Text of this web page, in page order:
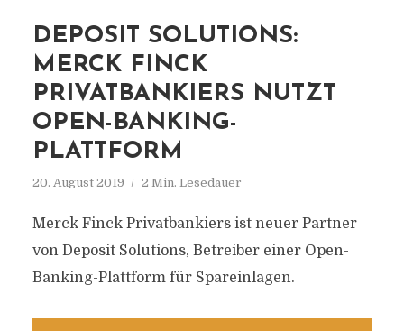
DEPOSIT SOLUTIONS:
MERCK FINCK
PRIVATBANKIERS NUTZT
OPEN-BANKING-
PLATTFORM
20. August 2019 2 Min. Lesedauer
Merck Finck Privatbankiers ist neuer Partner
von Deposit Solutions, Betreiber einer Open-
Banking-Plattform für Spareinlagen.